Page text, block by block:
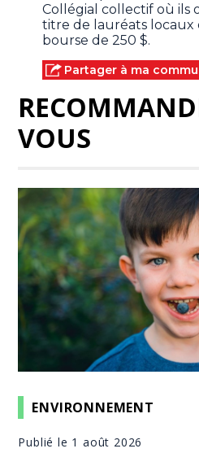
Collégial collectif où ils
titre de lauréats
bourse de 250 $.
Partager à ma
VOUS
ENVIRONNEMENT
Publié le 1 août 2026